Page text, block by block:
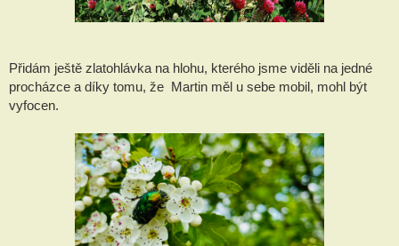
Přidám ještě zlatohlávka na hlohu, kterého jsme viděli na jedné
procházce a díky tomu, že  Martin měl u sebe mobil, mohl být
vyfocen.